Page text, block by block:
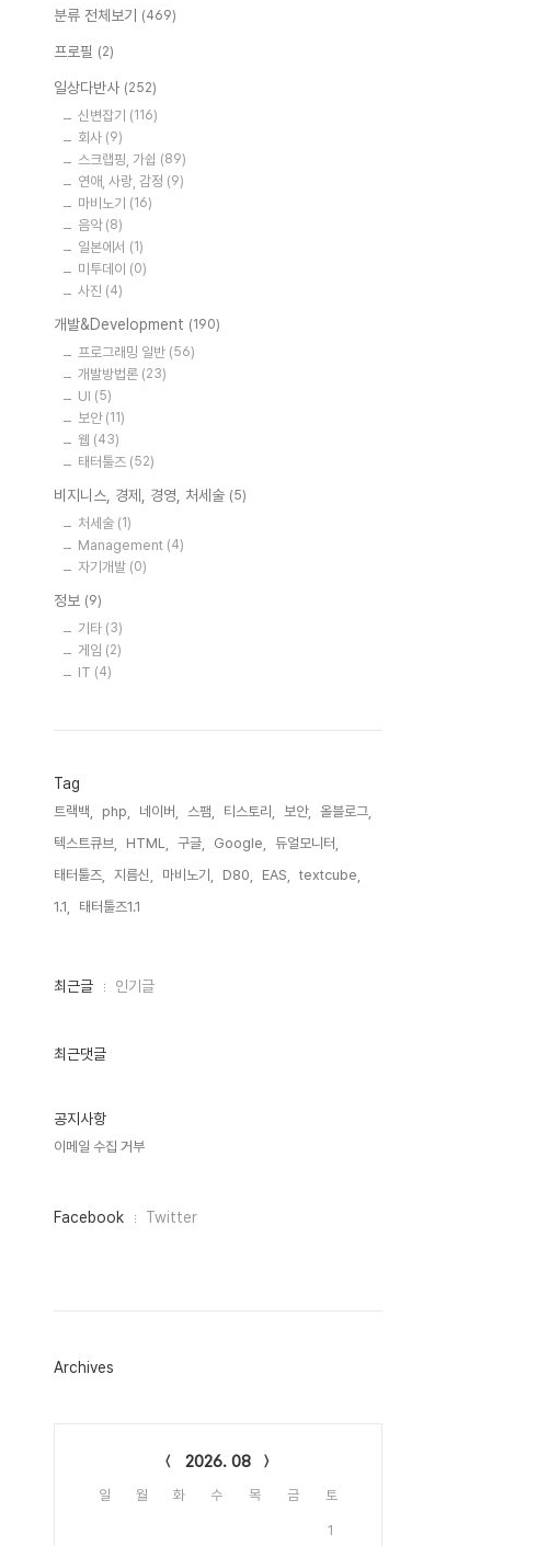
분류 전체보기 (469)
프로필 (2)
일상다반사 (252)
신변잡기 (116)
회사 (9)
스크랩핑, 가쉽 (89)
연애, 사랑, 감정 (9)
마비노기 (16)
음악 (8)
일본에서 (1)
미투데이 (0)
사진 (4)
개발&Development (190)
프로그래밍 일반 (56)
개발방법론 (23)
UI (5)
보안 (11)
웹 (43)
태터툴즈 (52)
비지니스, 경제, 경영, 처세술 (5)
처세술 (1)
Management (4)
자기개발 (0)
정보 (9)
기타 (3)
게임 (2)
IT (4)
Tag
트랙백, php, 네이버, 스팸, 티스토리, 보안,
올블로그,
텍스트큐브,
HTML, 구글, Google,
듀얼모니터,
태터툴즈,
지름신, 마비노기, D80, EAS,
textcube,
1.1,
태터툴즈1.1,
최
인
최근글 인기글
최근댓글
공지사항
이메일 수집 거부
페
그
Facebook Twitter
Archives
2026. 08
일 월 화 수 목 금 토
1